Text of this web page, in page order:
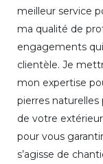
meilleur service
ma qualité de
engagements
clientèle. Je
mon expertise
pierres
de votre
pour vous
s’agisse de